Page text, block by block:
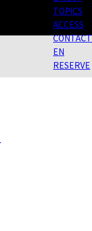
TOPICS
ACCESS
CONTACT
EN
RESERVE